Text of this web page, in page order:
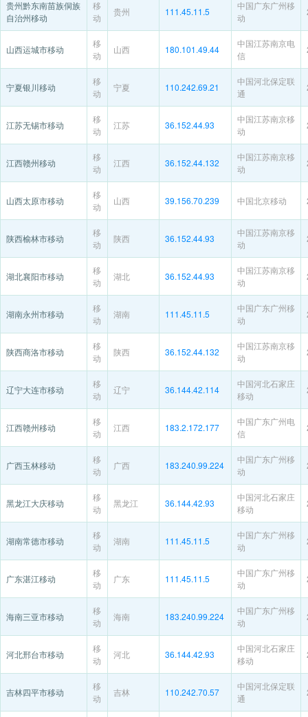
贵州黔东南苗族侗族
自治州移动
移
动
贵州 111.45.11.5
中国广东广州移
动
山西运城市移动
移
动
山西 180.101.49.44
中国江苏南京电
信
宁夏银川移动
移
动
宁夏 110.242.69.21
中国河北保定联
通
江苏无锡市移动
移
动
江苏 36.152.44.93
中国江苏南京移
动
江西赣州移动
移
动
江西 36.152.44.132
中国江苏南京移
动
山西太原市移动
移
动
山西 39.156.70.239 中国北京移动
陕西榆林市移动
移
动
陕西 36.152.44.93
中国江苏南京移
动
湖北襄阳市移动
移
动
湖北 36.152.44.93
中国江苏南京移
动
湖南永州市移动
移
动
湖南 111.45.11.5
中国广东广州移
动
陕西商洛市移动
移
动
陕西 36.152.44.132
中国江苏南京移
动
辽宁大连市移动
移
动
辽宁 36.144.42.114
中国河北石家庄
移动
江西赣州移动
移
动
江西 183.2.172.177
中国广东广州电
信
广西玉林移动
移
动
广西 183.240.99.224
中国广东广州移
动
黑龙江大庆移动
移
动
黑龙江 36.144.42.93
中国河北石家庄
移动
湖南常德市移动
移
动
湖南 111.45.11.5
中国广东广州移
动
广东湛江移动
移
动
广东 111.45.11.5
中国广东广州移
动
海南三亚市移动
移
动
海南 183.240.99.224
中国广东广州移
动
河北邢台市移动
移
动
河北 36.144.42.93
中国河北石家庄
移动
吉林四平市移动
移
动
吉林 110.242.70.57
中国河北保定联
通